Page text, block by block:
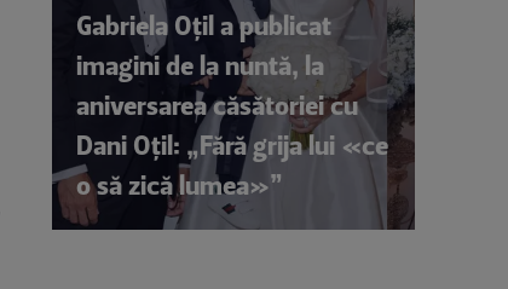
Gabriela Oțil a publicat
imagini de la nuntă, la
aniversarea căsătoriei cu
Dani Oțil: „Fără grija lui «ce
o să zică lumea»”